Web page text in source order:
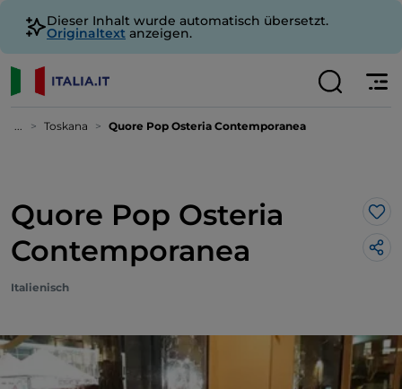
Dieser Inhalt wurde automatisch übersetzt.
Originaltext anzeigen.
... Toskana Quore Pop Osteria Contemporanea
Quore Pop Osteria
Contemporanea
Italienisch